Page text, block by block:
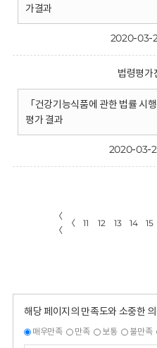
가결과
2020-03-
법령평가
「건강기능식품에 관한 법률 시
평가 결과
2020-03-
〈
〈
〈 11 12 13 14 15
해당 페이지의 만족도와 소중한
매우만족 만족 보통 불만족